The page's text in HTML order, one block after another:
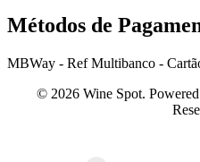
Métodos de
MBWay - Ref Multibanco -
© 2026 Wine Spot.